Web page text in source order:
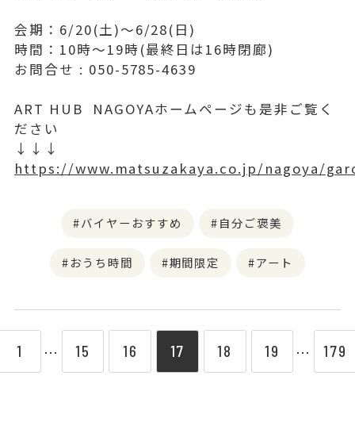
会期：6/20(土)〜6/28(日)
時間：10時～19時(最終日は16時閉廊)
お問合せ : 050-5785-4639
ART HUB NAGOYAホームページも是非ご覧く
ださい
↓↓↓
https://www.matsuzakaya.co.jp/nagoya/
バイヤーおすすめ 自分ご褒美
おうち時間 期間限定 アート
1 ⋯ 15 16 17 18 19 ⋯ 179